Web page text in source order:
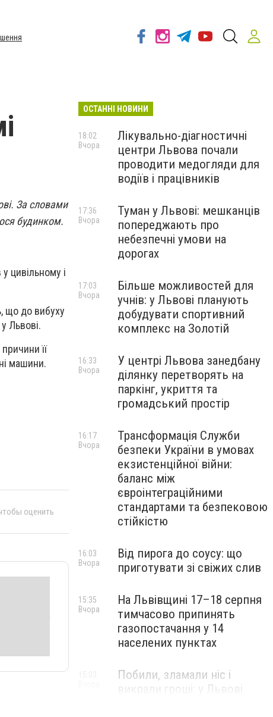
За словами
будинком.
цивільному і
що до вибуху
Львові.
її
машини.
оценить
ОСТАННІ НОВИНИ
Лікувально-діагностичні
центри Львова почали
проводити медогляди для
водіїв і працівників
18:02
Вчора
Туман у Львові: мешканців
попереджають про
небезпечні умови на
дорогах
17:36
Вчора
Більше можливостей для
учнів: у Львові планують
добудувати спортивний
комплекс на Золотій
17:03
Вчора
У центрі Львова занедбану
ділянку перетворять на
паркінг, укриття та
громадський простір
16:33
Вчора
Трансформація Служби
безпеки України в умовах
екзистенційної війни:
баланс між
євроінтеграційними
стандартами та безпековою
стійкістю
16:17
Вчора
Від пирога до соусу: що
приготувати зі свіжих слив
16:03
Вчора
На Львівщині 17–18 серпня
тимчасово припинять
газопостачання у 14
населених пунктах
15:35
Вчора
Побили, зламали ніс і
викрали гроші: у Львові